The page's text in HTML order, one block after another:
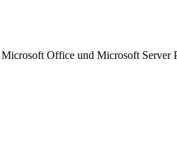
Office und Microsoft Server